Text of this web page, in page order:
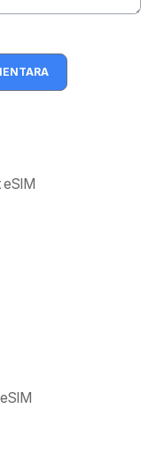
eSIM